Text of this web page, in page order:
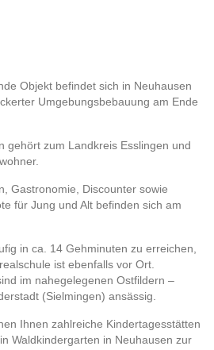
Objekt befindet sich in Neuhausen
Umgebungsbebauung am Ende
gehört zum Landkreis Esslingen und
Gastronomie, Discounter sowie
für Jung und Alt befinden sich am
in ca. 14 Gehminuten zu erreichen,
ist ebenfalls vor Ort.
im nahegelegenen Ostfildern –
(Sielmingen) ansässig.
Ihnen zahlreiche Kindertagesstätten
Waldkindergarten in Neuhausen zur